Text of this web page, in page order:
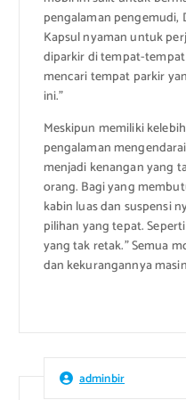
pengalaman pengemudi,
Kapsul nyaman untuk
diparkir di tempat-
mencari tempat parkir
ini.”
Meskipun memiliki
pengalaman
menjadi kenangan yang
orang. Bagi yang
kabin luas dan suspensi
pilihan yang tepat.
yang tak retak.” Semua
dan kekurangannya
adminbir